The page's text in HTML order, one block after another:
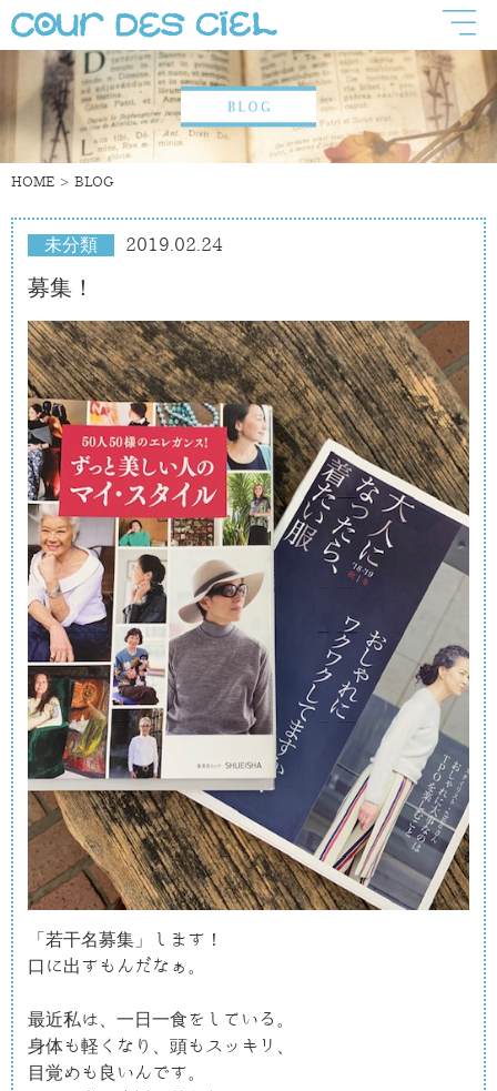
HOME BLOG
未分類 2019.02.24
募集！
「若干名募集」します！
口に出すもんだなぁ。
最近私は、一日一食をしている。
身体も軽くなり、頭もスッキリ、
目覚めも良いんです。